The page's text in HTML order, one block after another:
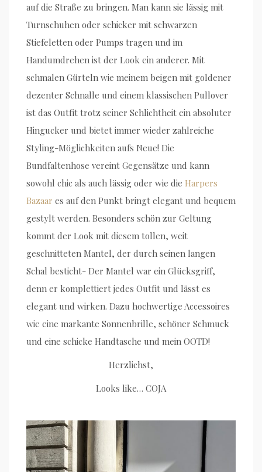
auf die Straße zu bringen. Man kann sie lässig mit
Turnschuhen oder schicker mit schwarzen
Stiefeletten oder Pumps tragen und im
Handumdrehen ist der Look ein anderer. Mit
schmalen Gürteln wie meinem beigen mit goldener
dezenter Schnalle und einem klassischen Pullover
ist das Outfit trotz seiner Schlichtheit ein absoluter
Hingucker und bietet immer wieder zahlreiche
Styling-Möglichkeiten aufs Neue! Die
Bundfaltenhose vereint Gegensätze und kann
sowohl chic als auch lässig oder wie die Harpers
Bazaar es auf den Punkt bringt elegant und bequem
gestylt werden. Besonders schön zur Geltung
kommt der Look mit diesem tollen, weit
geschnitteten Mantel, der durch seinen langen
Schal besticht- Der Mantel war ein Glücksgriff,
denn er komplettiert jedes Outfit und lässt es
elegant und wirken. Dazu hochwertige Accessoires
wie eine markante Sonnenbrille, schöner Schmuck
und eine schicke Handtasche und mein OOTD!
Herzlichst,
Looks like… COJA